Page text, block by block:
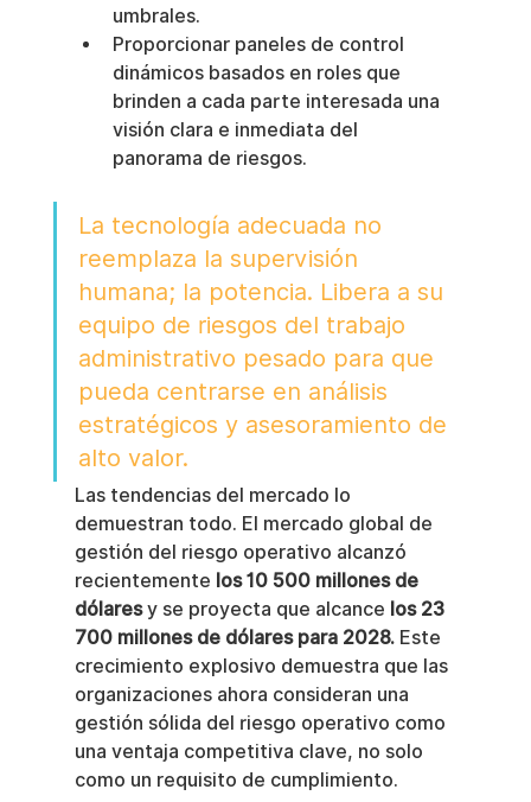
umbrales.
Proporcionar paneles de control
dinámicos basados en roles que
brinden a cada parte interesada una
visión clara e inmediata del
panorama de riesgos.
La tecnología adecuada no
reemplaza la supervisión
humana; la potencia. Libera a su
equipo de riesgos del trabajo
administrativo pesado para que
pueda centrarse en análisis
estratégicos y asesoramiento de
alto valor.
Las tendencias del mercado lo
demuestran todo. El mercado global de
gestión del riesgo operativo alcanzó
recientemente los 10 500 millones de
dólares y se proyecta que alcance los 23
700 millones de dólares para 2028. Este
crecimiento explosivo demuestra que las
organizaciones ahora consideran una
gestión sólida del riesgo operativo como
una ventaja competitiva clave, no solo
como un requisito de cumplimiento.